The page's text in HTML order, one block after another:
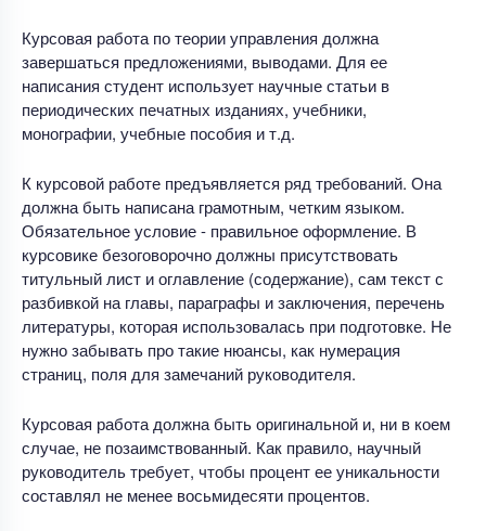
Курсовая работа по теории управления должна
завершаться предложениями, выводами. Для ее
написания студент использует научные статьи в
периодических печатных изданиях, учебники,
монографии, учебные пособия и т.д.
К курсовой работе предъявляется ряд требований. Она
должна быть написана грамотным, четким языком.
Обязательное условие - правильное оформление. В
курсовике безоговорочно должны присутствовать
титульный лист и оглавление (содержание), сам текст с
разбивкой на главы, параграфы и заключения, перечень
литературы, которая использовалась при подготовке. Не
нужно забывать про такие нюансы, как нумерация
страниц, поля для замечаний руководителя.
Курсовая работа должна быть оригинальной и, ни в коем
случае, не позаимствованный. Как правило, научный
руководитель требует, чтобы процент ее уникальности
составлял не менее восьмидесяти процентов.